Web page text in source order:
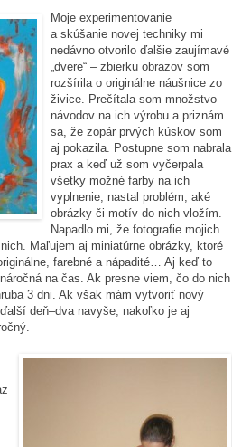
Moje experimentovanie
a skúšanie novej techniky mi
nedávno otvorilo ďalšie zaujímavé
„dvere“ – zbierku obrazov som
rozšírila o originálne náušnice zo
živice. Prečítala som množstvo
návodov na ich výrobu a priznám
sa, že zopár prvých kúskov som
aj pokazila. Postupne som nabrala
prax a keď už som vyčerpala
všetky možné farby na ich
vyplnenie, nastal problém, aké
obrázky či motív do nich vložím.
Napadlo mi, že fotografie mojich
Maľujem aj miniatúrne obrázky, ktoré
farebné a nápadité… Aj keď to
na čas. Ak presne viem, čo do nich
3 dni. Ak však mám vytvoriť nový
deň–dva navyše, nakoľko je aj